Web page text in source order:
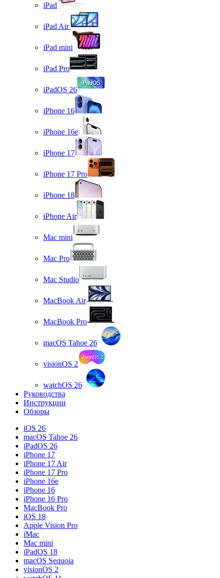
iPad
iPad Air
iPad mini
iPad Pro
iPadOS 26
iPhone 16
iPhone 16e
iPhone 17
iPhone 17 Pro
iPhone 18
iPhone Air
Mac mini
Mac Pro
Mac Studio
MacBook Air
MacBook Pro
macOS Tahoe 26
visionOS 2
watchOS 26
Руководства
Инструкции
Обзоры
iOS 26
macOS Tahoe 26
iPadOS 26
iPhone 17
iPhone 17 Air
iPhone 17 Pro
iPhone 16e
iPhone 16
iPhone 16 Pro
MacBook Pro
iOS 18
Apple Vision Pro
iMac
Mac mini
iPadOS 18
macOS Sequoia
visionOS 2